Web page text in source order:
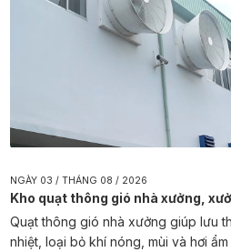
NGÀY 03 / THÁNG 08 / 2026
Kho quạt thông gió nhà xưởng,
Quạt thông gió nhà xưởng giúp lưu
nhiệt, loại bỏ khí nóng, mùi và hơi